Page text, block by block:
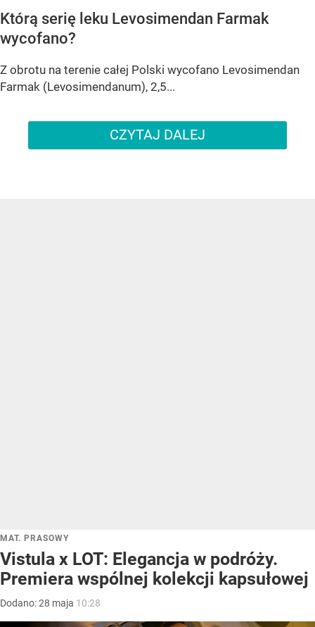
Którą serię leku Levosimendan Farmak
wycofano?
Z obrotu na terenie całej Polski wycofano Levosimendan
Farmak (Levosimendanum), 2,5...
CZYTAJ DALEJ
MAT. PRASOWY
Vistula x LOT: Elegancja w podróży.
Premiera wspólnej kolekcji kapsułowej
Dodano:28 maja 10:28